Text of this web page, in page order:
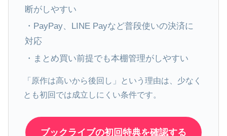
断がしやすい
・PayPay、LINE Payなど普段使いの決済に
対応
・まとめ買い前提でも本棚管理がしやすい
「原作は高いから後回し」という理由は、少なく
とも初回では成立しにくい条件です。
ブックライブの初回特典を確認する